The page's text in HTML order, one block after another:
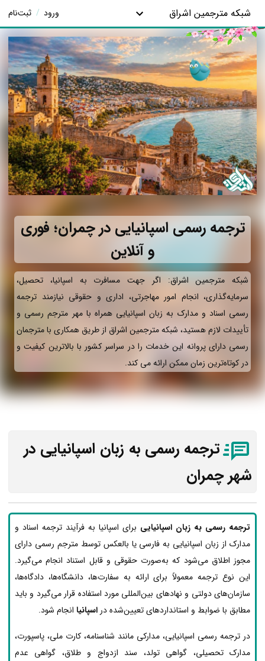
شبکه مترجمین اشراق ورود / ثبت‌نام
ترجمه رسمی اسپانیایی در چمران؛ فوری
و آنلاین
شبکه مترجمین اشراق: اگر جهت مسافرت به اسپانیا، تحصیل،
سرمایه‌گذاری، انجام امور مهاجرتی، اداری و حقوقی نیازمند ترجمه
رسمی اسناد و مدارک به زبان اسپانیایی همراه با مهر مترجم رسمی و
تأییدات لازم هستید، شبکه مترجمین اشراق از طریق همکاری با مترجمان
رسمی دارای پروانه این خدمات را در سراسر کشور با بالاترین کیفیت و
در کوتاه‌ترین زمان ممکن ارائه می‌ کند.
ترجمه رسمی به زبان اسپانیایی در
شهر چمران
ترجمه رسمی به زبان اسپانیایی برای اسپانیا به فرآیند ترجمه اسناد و
مدارک از زبان اسپانیایی به فارسی یا بالعکس توسط مترجم رسمی دارای
مجوز اطلاق می‌شود که به‌صورت حقوقی و قابل استناد انجام می‌گیرد.
این نوع ترجمه معمولاً برای ارائه به سفارت‌ها، دانشگاه‌ها، دادگاه‌ها،
سازمان‌های دولتی و نهادهای بین‌المللی مورد استفاده قرار می‌گیرد و باید
مطابق با ضوابط و استانداردهای تعیین‌شده در اسپانیا انجام شود.
در ترجمه رسمی اسپانیایی، مدارکی مانند شناسنامه، کارت ملی، پاسپورت،
مدارک تحصیلی، گواهی تولد، سند ازدواج و طلاق، گواهی عدم